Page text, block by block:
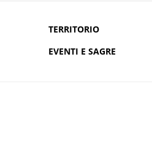
TERRITORIO
EVENTI E SAGRE